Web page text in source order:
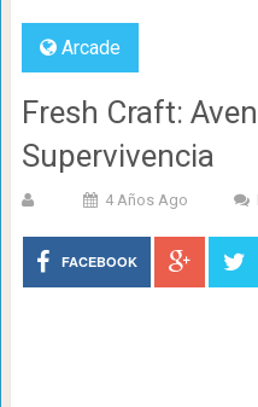
Arcade
Fresh Craft:
Supervivencia
4 Años Ago
FACEBOOK